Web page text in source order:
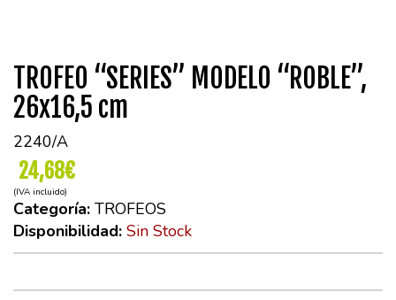
TROFEO “SERIES” MODELO “ROBLE”,
26x16,5 cm
2240/A
24,68€
(IVA incluido)
Categoría: TROFEOS
Disponibilidad: Sin Stock